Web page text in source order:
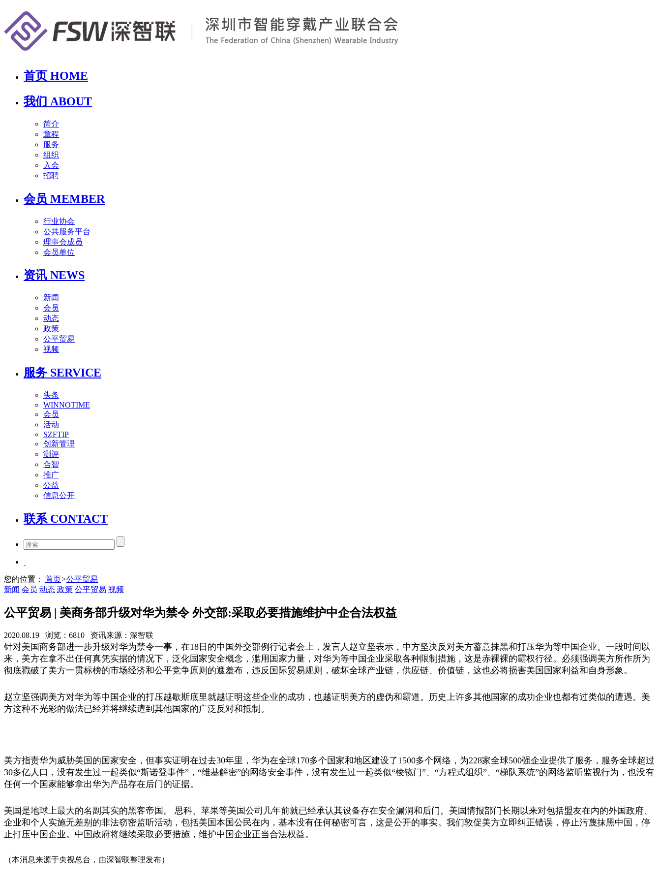
首页 HOME
我们 ABOUT
简介
章程
服务
组织
入会
招聘
会员 MEMBER
行业协会
公共服务平台
理事会成员
会员单位
资讯 NEWS
新闻
会员
动态
政策
公平贸易
视频
服务 SERVICE
头条
WINNOTIME
会员
活动
SZFTIP
创新管理
测评
合智
推广
公益
信息公开
联系 CONTACT
您的位置： 首页>公平贸易
新闻 会员 动态 政策 公平贸易 视频
公平贸易 | 美商务部升级对华为禁令 外交部:采取必要措施维护中企合法权益
2020.08.19 浏览：6810 资讯来源：深智联
针对美国商务部进一步升级对华为禁令一事，在18日的中国外交部例行记者会上，发言人赵立坚表示，中方坚决反对美方蓄意抹黑和打压华为等中国企业。一段时间以
来，美方在拿不出任何真凭实据的情况下，泛化国家安全概念，滥用国家力量，对华为等中国企业采取各种限制措施，这是赤裸裸的霸权行径。必须强调美方所作所为
彻底戳破了美方一贯标榜的市场经济和公平竞争原则的遮羞布，违反国际贸易规则，破坏全球产业链，供应链、价值链，这也必将损害美国国家利益和自身形象。
赵立坚强调美方对华为等中国企业的打压越歇斯底里就越证明这些企业的成功，也越证明美方的虚伪和霸道。历史上许多其他国家的成功企业也都有过类似的遭遇。美
方这种不光彩的做法已经并将继续遭到其他国家的广泛反对和抵制。
美方指责华为威胁美国的国家安全，但事实证明在过去30年里，华为在全球170多个国家和地区建设了1500多个网络，为228家全球500强企业提供了服务，服务全球超过
30多亿人口，没有发生过一起类似“斯诺登事件”，“维基解密”的网络安全事件，没有发生过一起类似“棱镜门”、“方程式组织”、“梯队系统”的网络监听监视行为，也没有
任何一个国家能够拿出华为产品存在后门的证据。
美国是地球上最大的名副其实的黑客帝国。 思科、 苹果等美国公司几年前就已经承认其设备存在安全漏洞和后门。美国情报部门长期以来对包括盟友在内的外国政府、
企业和个人实施无差别的非法窃密监听活动，包括美国本国公民在内，基本没有任何秘密可言，这是公开的事实。我们敦促美方立即纠正错误，停止污蔑抹黑中国，停
止打压中国企业。中国政府将继续采取必要措施，维护中国企业正当合法权益。
（本消息来源于央视总台，由深智联整理发布）